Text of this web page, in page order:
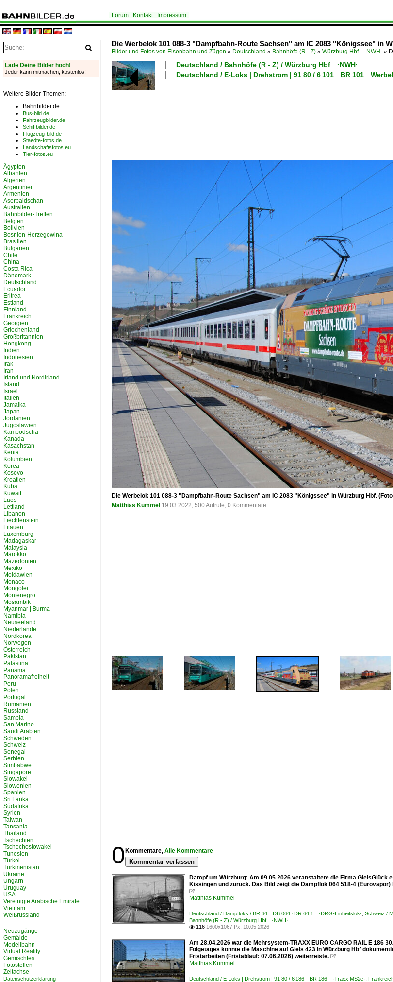
Forum Kontakt Impressum
Die Werbelok 101 088-3 "Dampfbahn-Route Sachsen" am IC 2083 "Königssee" in
Bilder und Fotos von Eisenbahn und Zügen » Deutschland » Bahnhöfe (R - Z) » Würzburg Hbf ·NWH· »
Deutschland / Bahnhöfe (R - Z) / Würzburg Hbf ·NWH·
Deutschland / E-Loks | Drehstrom | 91 80 / 6 101 BR 101
Die Werbelok 101 088-3 "Dampfbahn-Route Sachsen" am IC 2083 "Königssee" in Würzburg Hbf.
Matthias Kümmel 19.03.2022, 500 Aufrufe, 0 Kommentare
0 Kommentare, Alle Kommentare
Kommentar verfassen
Dampf um Würzburg: Am 09.05.2026 veranstaltete die Firma
Kissingen und zurück. Das Bild zeigt die Dampflok 064 518-4

Matthias Kümmel
Deutschland / Dampfloks / BR 64 DB 064 · DR 64.1 ·DRG-Einheitslok· Schweiz /
Bahnhöfe (R - Z) / Würzburg Hbf ·NWH·
 116 1600x1067 Px, 10.05.2026
Am 28.04.2026 war die Mehrsystem-TRAXX EURO CARGO RAIL E 186
Folgetages konnte die Maschine auf Gleis 423 in Würzburg Hbf
Fristarbeiten (Fristablauf: 07.06.2026) weiterreiste. 
Matthias Kümmel
Deutschland / E-Loks | Drehstrom | 91 80 / 6 186 BR 186 ·Traxx MS2e·
Lade Deine Bilder hoch!
Jeder kann mitmachen, kostenlos!
Weitere Bilder-Themen:
Bahnbilder.de
Bus-bild.de
Fahrzeugbilder.de
Schiffbilder.de
Flugzeug-bild.de
Staedte-fotos.de
Landschaftsfotos.eu
Tier-fotos.eu
Ägypten
Albanien
Algerien
Argentinien
Armenien
Aserbaidschan
Australien
Bahnbilder-Treffen
Belgien
Bolivien
Bosnien-Herzegowina
Brasilien
Bulgarien
Chile
China
Costa Rica
Dänemark
Deutschland
Ecuador
Eritrea
Estland
Finnland
Frankreich
Georgien
Griechenland
Großbritannien
Hongkong
Indien
Indonesien
Irak
Iran
Irland und Nordirland
Island
Israel
Italien
Jamaika
Japan
Jordanien
Jugoslawien
Kambodscha
Kanada
Kasachstan
Kenia
Kolumbien
Korea
Kosovo
Kroatien
Kuba
Kuwait
Laos
Lettland
Libanon
Liechtenstein
Litauen
Luxemburg
Madagaskar
Malaysia
Marokko
Mazedonien
Mexiko
Moldawien
Monaco
Mongolei
Montenegro
Mosambik
Myanmar | Burma
Namibia
Neuseeland
Niederlande
Nordkorea
Norwegen
Österreich
Pakistan
Palästina
Panama
Panoramafreiheit
Peru
Polen
Portugal
Rumänien
Russland
Sambia
San Marino
Saudi Arabien
Schweden
Schweiz
Senegal
Serbien
Simbabwe
Singapore
Slowakei
Slowenien
Spanien
Sri Lanka
Südafrika
Syrien
Taiwan
Tansania
Thailand
Tschechien
Tschechoslowakei
Tunesien
Türkei
Turkmenistan
Ukraine
Ungarn
Uruguay
USA
Vereinigte Arabische Emirate
Vietnam
Weißrussland
Neuzugänge
Gemälde
Modellbahn
Virtual Reality
Gemischtes
Fotostellen
Zeitachse
Datenschutzerklärung